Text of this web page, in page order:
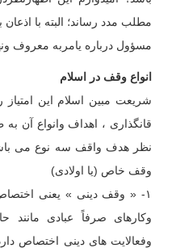
مطلب مدد رساند؛ البته با
مسؤول درباره یامربه معروف
انواع وقف در اسلام
شریعت مبین اسلام این امتیاز
قانگذاری ، اهداف وانواع آن
نظر هدف واقف سه نوع می
وقف خاص (یا اولادی)
۱- « وقف دینی » یعنی
وکارهای صرفاً عبادی مانند
وفعالایت های دینی اختصاص